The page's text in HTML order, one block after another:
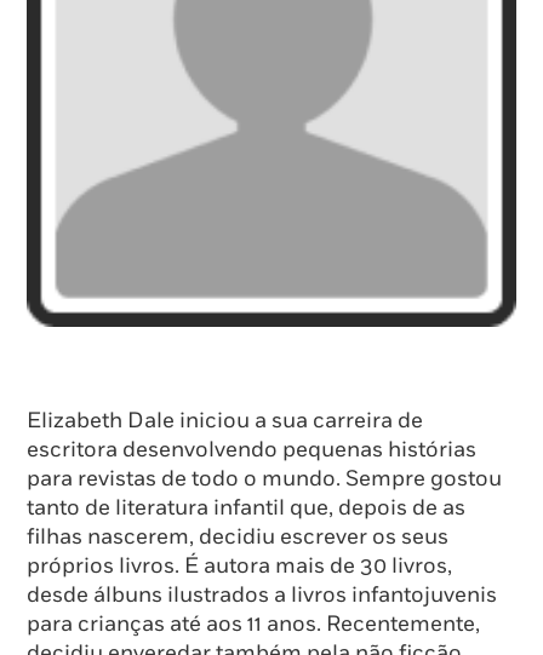
Elizabeth Dale iniciou a sua carreira de
escritora desenvolvendo pequenas histórias
para revistas de todo o mundo. Sempre gostou
tanto de literatura infantil que, depois de as
filhas nascerem, decidiu escrever os seus
próprios livros. É autora mais de 30 livros,
desde álbuns ilustrados a livros infantojuvenis
para crianças até aos 11 anos. Recentemente,